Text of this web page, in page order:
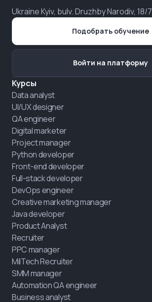
Ukraine Kyiv, bulv. Druzhby Narodiv, 18/7
Курсы
Data analyst
UI/UX designer
QA engineer
Digital marketer
Project manager
Python developer
Front-end developer
Full-stack developer
DevOps engineer
Creative marketing manager
Java developer
Product Analyst
Recruiter
PPC manager
MilTech Recruiter
SMM manager
Automation QA engineer
Business analyst
Подобрать обучение
Войти на платформу